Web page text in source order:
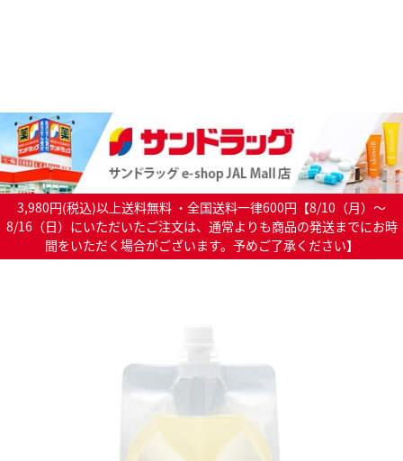
3,980円(税込)以上送料無料 ・全国送料一律600円【8/10（月）～
8/16（日）にいただいたご注文は、通常よりも商品の発送までにお時
間をいただく場合がございます。予めご了承ください】